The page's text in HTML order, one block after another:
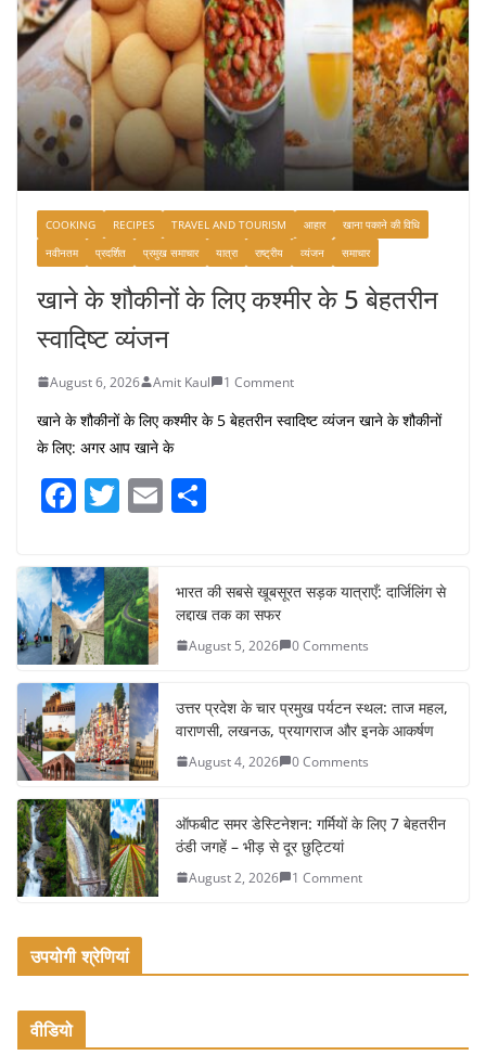
COOKING RECIPES TRAVEL AND TOURISM आहार
खाना पकाने की विधि
नवीनतम
प्रदर्शित प्रमुख समाचार यात्रा राष्ट्रीय व्यंजन समाचार
खाने के शौकीनों के लिए कश्मीर के 5 बेहतरीन
स्वादिष्ट व्यंजन
August 6, 2026 Amit Kaul 1 Comment
खाने के शौकीनों के लिए कश्मीर के 5 बेहतरीन स्वादिष्ट व्यंजन खाने के शौकीनों
के लिए: अगर आप खाने के
F
c
e
b
o
o
k
T
itt
er
E
e
भारत की सबसे खूबसूरत सड़क यात्राएँ: दार्जिलिंग से
लद्दाख तक का सफर
August 5, 2026 0 Comments
उत्तर प्रदेश के चार प्रमुख पर्यटन स्थल: ताज महल,
वाराणसी, लखनऊ, प्रयागराज और इनके आकर्षण
August 4, 2026 0 Comments
ऑफबीट समर डेस्टिनेशन: गर्मियों के लिए 7 बेहतरीन
ठंडी जगहें – भीड़ से दूर छुट्टियां
August 2, 2026 1 Comment
उपयोगी श्रेणियां
वीडियो